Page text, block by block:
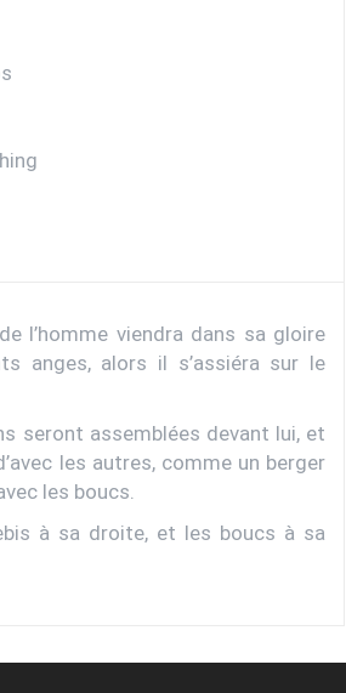
l’homme viendra dans sa gloire
anges, alors il s’assiéra sur le
seront assemblées devant lui, et
les autres, comme un berger
les boucs.
à sa droite, et les boucs à sa